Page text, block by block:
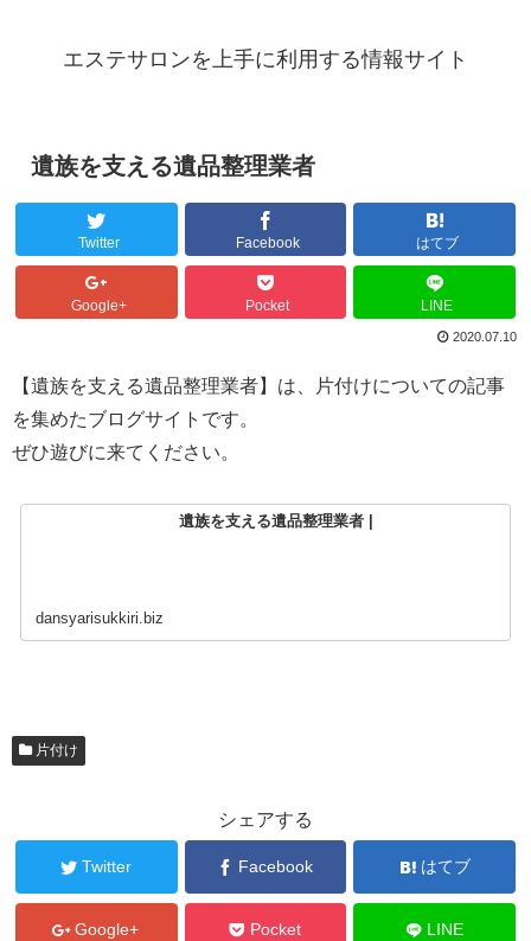
エステサロンを上手に利用する情報サイト
遺族を支える遺品整理業者
Twitter Facebook はてブ
Google+ Pocket LINE
2020.07.10
【遺族を支える遺品整理業者】は、片付けについての記事
を集めたブログサイトです。
ぜひ遊びに来てください。
遺族を支える遺品整理業者 |
dansyarisukkiri.biz
片付け
シェアする
Twitter Facebook はてブ
Google+ Pocket LINE